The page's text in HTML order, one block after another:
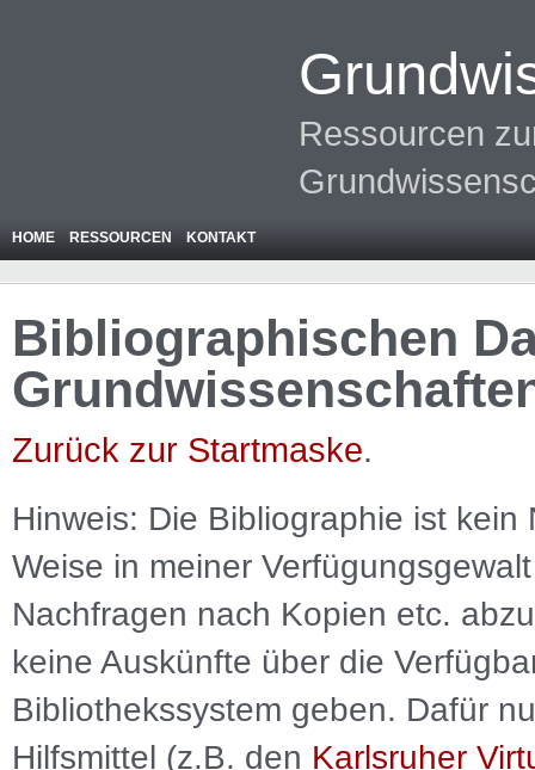
Ressourcen
HOME RESSOURCEN KONTAKT
Bibliographischen
Zurück zur Startmaske.
Hinweis: Die Bibliographie ist kein
Weise in meiner
Nachfragen nach Kopien etc.
keine Auskünfte über die
Bibliothekssystem geben. Dafür
Hilfsmittel (z.B. den Karlsruher